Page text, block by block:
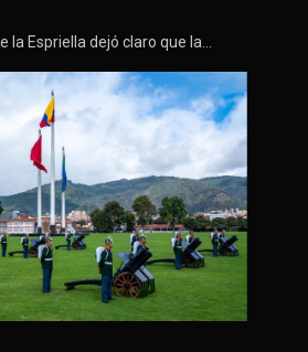
la Espriella dejó claro que la…